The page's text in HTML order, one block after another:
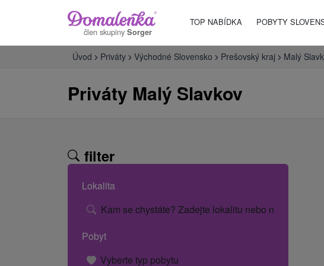
člen skupiny Sorger
TOP NABÍDKA POBYTY
Úvod Priváty Východné Slovensko Prešovský kraj Malý
Priváty Malý Slavkov
filter
Lokalita
Kam se chystáte? Zadejte lokalitu nebo název hotelu.
Pobyt
Vyberte typ pobytu